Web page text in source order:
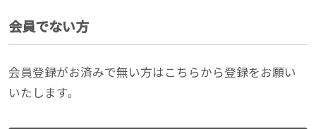
会員でない方
会員登録がお済みで無い方はこちらから登録をお願い
いたします。